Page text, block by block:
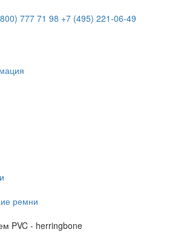
777 71 98 +7 (495) 221-06-49
ремни
PVC - herringbone